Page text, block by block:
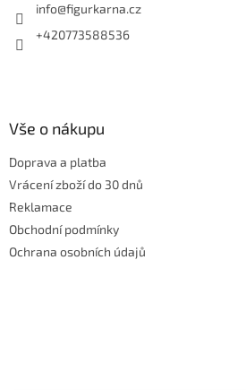
info@figurkarna.cz
+420773588536
Vše o nákupu
Doprava a platba
Vrácení zboží do 30 dnů
Reklamace
Obchodní podmínky
Ochrana osobních údajů